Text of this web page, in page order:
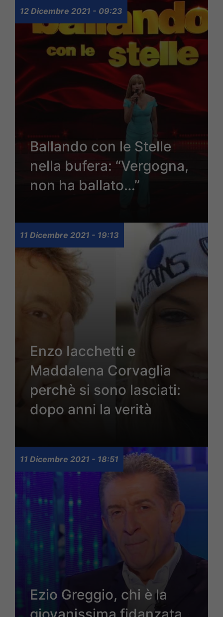
12 Dicembre 2021 - 09:23
Ballando con le Stelle
nella bufera: “Vergogna,
non ha ballato…”
11 Dicembre 2021 - 19:13
Enzo Iacchetti e
Maddalena Corvaglia
perchè si sono lasciati:
dopo anni la verità
11 Dicembre 2021 - 18:51
Ezio Greggio, chi è la